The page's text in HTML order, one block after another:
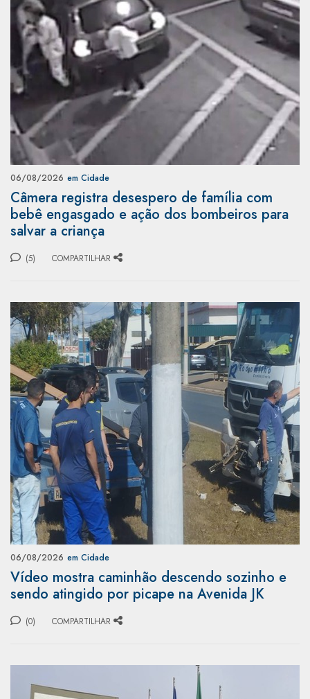
06/08/2026 em Cidade
Câmera registra desespero de família com
bebê engasgado e ação dos bombeiros para
salvar a criança
(5) COMPARTILHAR
06/08/2026 em Cidade
Vídeo mostra caminhão descendo sozinho e
sendo atingido por picape na Avenida JK
(0) COMPARTILHAR